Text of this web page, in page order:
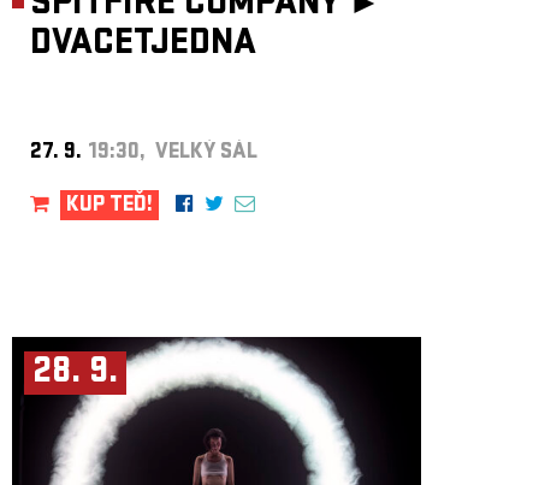
DVACETJEDNA
27. 9. 19:30, VELKÝ SÁL
KUP TEĎ!
28. 9.